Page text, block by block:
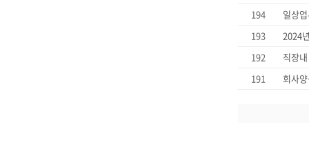
194
일상
193
2024
192
직장
191
회사